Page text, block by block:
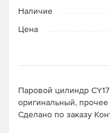
Наличие
Цена
Паровой цилиндр
оригинальный,
Cделано по заказу